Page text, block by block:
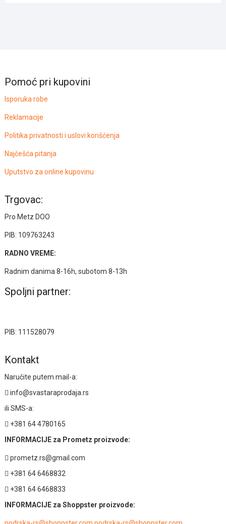
Pomoć pri kupovini
Isporuka robe
Reklamacije
Politika privatnosti i uslovi korišćenja
Najčešća pitanja
Uputstvo za online kupovinu
Trgovac:
Pro Metz DOO
PIB: 109763243
RADNO VREME:
Radnim danima 8-16h, subotom 8-13h
Spoljni partner:
PIB: 111528079
Kontakt
Naručite putem mail-a:
info@svastaraprodaja.rs
ili SMS-a:
+381 64 4780165
INFORMACIJE za Prometz proizvode:
prometz.rs@gmail.com
+381 64 6468832
+381 64 6468833
INFORMACIJE za Shoppster proizvode: